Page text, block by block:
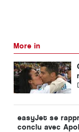
More in
easyJet se
conclu avec